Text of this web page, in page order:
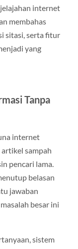
internet
membahas
sitasi, serta fitur
yang
Tanpa
internet
sampah
pencari lama.
belasan
jawaban
besar ini
sistem